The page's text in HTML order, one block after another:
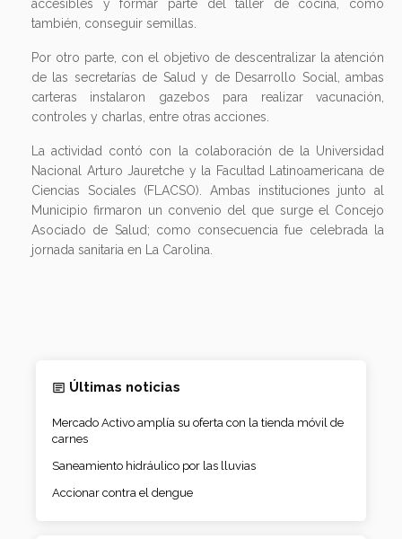
accesibles y formar parte del taller de cocina, como
también, conseguir semillas.
Por otro parte, con el objetivo de descentralizar la atención
de las secretarías de Salud y de Desarrollo Social, ambas
carteras instalaron gazebos para realizar vacunación,
controles y charlas, entre otras acciones.
La actividad contó con la colaboración de la Universidad
Nacional Arturo Jauretche y la Facultad Latinoamericana de
Ciencias Sociales (FLACSO). Ambas instituciones junto al
Municipio firmaron un convenio del que surge el Concejo
Asociado de Salud; como consecuencia fue celebrada la
jornada sanitaria en La Carolina.
Últimas noticias
Mercado Activo amplía su oferta con la tienda móvil de
carnes
Saneamiento hidráulico por las lluvias
Accionar contra el dengue